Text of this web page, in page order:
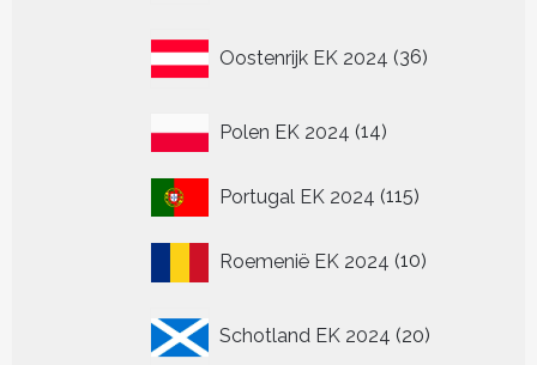
Oostenrijk EK 2024 36
producten
Polen EK 2024 1414
Portugal EK 2024 115115
Roemenië EK 2024 1010
Schotland EK 2024 20
producten